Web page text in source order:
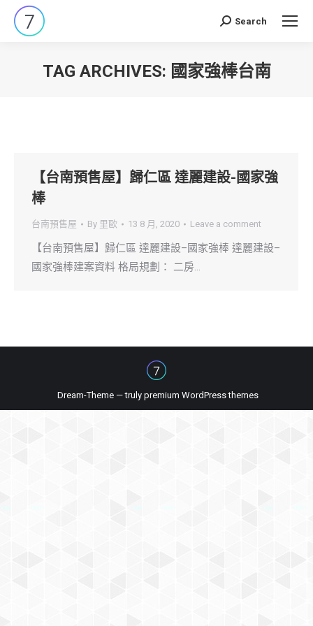
Search:
Search
TAG ARCHIVES: 國家強棒台南
【台南預售屋】歸仁區 達麗建設-國家強
棒
台南預售屋 By 里歐 13 8 月, 2020 Leave a comment
【台南預售屋】歸仁區 達麗建設–國家強棒 達麗建設–
國家強棒建案資料 格局規劃： 二房…
Dream-Theme — truly premium WordPress themes